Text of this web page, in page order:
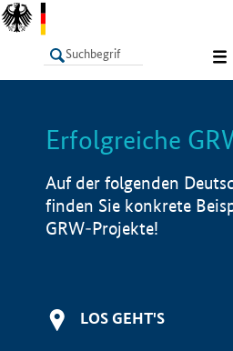
LISTE
Erfolgreiche
Auf der folgenden
finden Sie konkrete
GRW-Projekte!
LOS GEHT'S